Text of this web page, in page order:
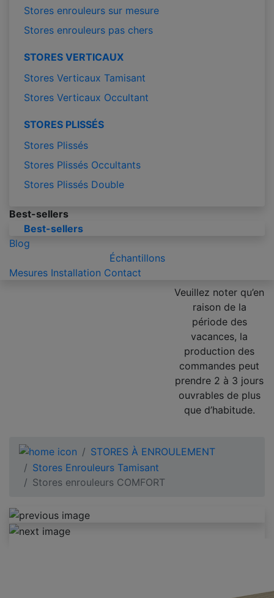
Stores enrouleurs sur mesure
Stores enrouleurs pas chers
STORES VERTICAUX
Stores Verticaux Tamisant
Stores Verticaux Occultant
STORES PLISSÉS
Stores Plissés
Stores Plissés Occultants
Stores Plissés Double
Best-sellers
Best-sellers
Blog
Échantillons
Mesures Installation Contact
Veuillez noter qu’en
raison de la
période des
vacances, la
production des
commandes peut
prendre 2 à 3 jours
ouvrables de plus
que d’habitude.
STORES À ENROULEMENT
Stores Enrouleurs Tamisant
Stores enrouleurs COMFORT